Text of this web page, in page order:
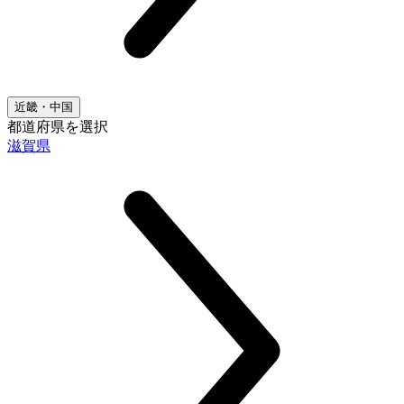
近畿・中国
都道府県を選択
滋賀県